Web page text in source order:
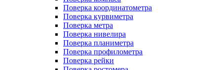
Поверка координатометра
Поверка курвиметра
Поверка метра
Поверка нивелира
Поверка планиметра
Поверка профилометра
Поверка рейки